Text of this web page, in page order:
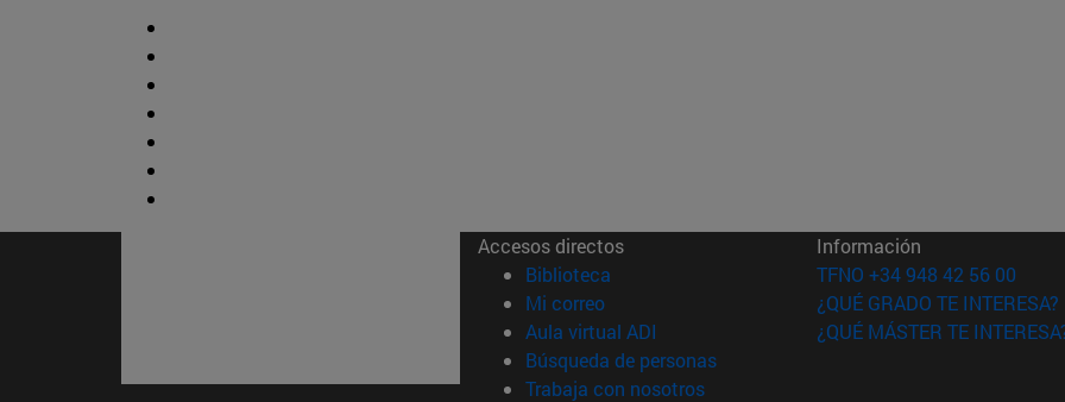
Accesos directos
Biblioteca (abre en nueva ventana)
Mi correo(abre en nueva ventana)
Aula virtual ADI (abre en nueva ventana)
Búsqueda de personas(abre en nueva ventana)
Trabaja con nosotros(abre en nueva ventana)
Información
TFNO +34 948 42 56 00
¿QUÉ GRADO TE INTERESA?
¿QUÉ MÁSTER TE